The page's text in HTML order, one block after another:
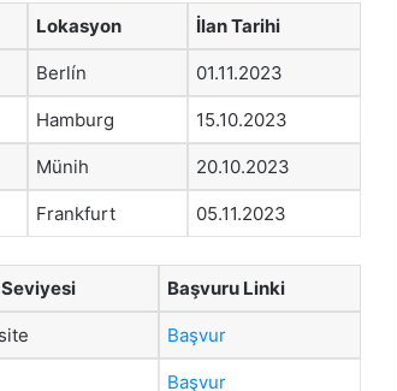
Lokasyon İlan Tarihi
Berlín 01.11.2023
Hamburg 15.10.2023
Münih 20.10.2023
Frankfurt 05.11.2023
Başvuru Linki
Başvur
Başvur